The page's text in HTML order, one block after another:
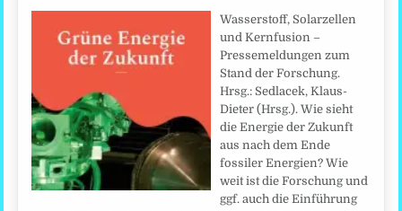
Wasserstoff, Solarzellen
und Kernfusion –
Pressemeldungen zum
Stand der Forschung.
Hrsg.: Sedlacek, Klaus-
Dieter (Hrsg.). Wie sieht
die Energie der Zukunft
aus nach dem Ende
fossiler Energien? Wie
weit ist die Forschung und
ggf. auch die Einführung